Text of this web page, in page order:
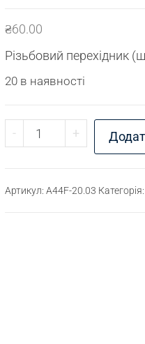
₴60.00
Різьбовий перехідник
20 в наявності
- Перехідник
+
Артикул: A44F-20.03 Категорія: